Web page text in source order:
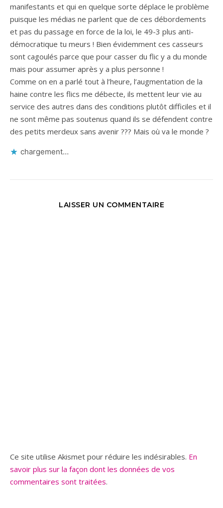
manifestants et qui en quelque sorte déplace le problème
puisque les médias ne parlent que de ces débordements
et pas du passage en force de la loi, le 49-3 plus anti-
démocratique tu meurs ! Bien évidemment ces casseurs
sont cagoulés parce que pour casser du flic y a du monde
mais pour assumer après y a plus personne !
Comme on en a parlé tout à l’heure, l’augmentation de la
haine contre les flics me débecte, ils mettent leur vie au
service des autres dans des conditions plutôt difficiles et il
ne sont même pas soutenus quand ils se défendent contre
des petits merdeux sans avenir ??? Mais où va le monde ?
chargement…
LAISSER UN COMMENTAIRE
Ce site utilise Akismet pour réduire les indésirables. En
savoir plus sur la façon dont les données de vos
commentaires sont traitées.